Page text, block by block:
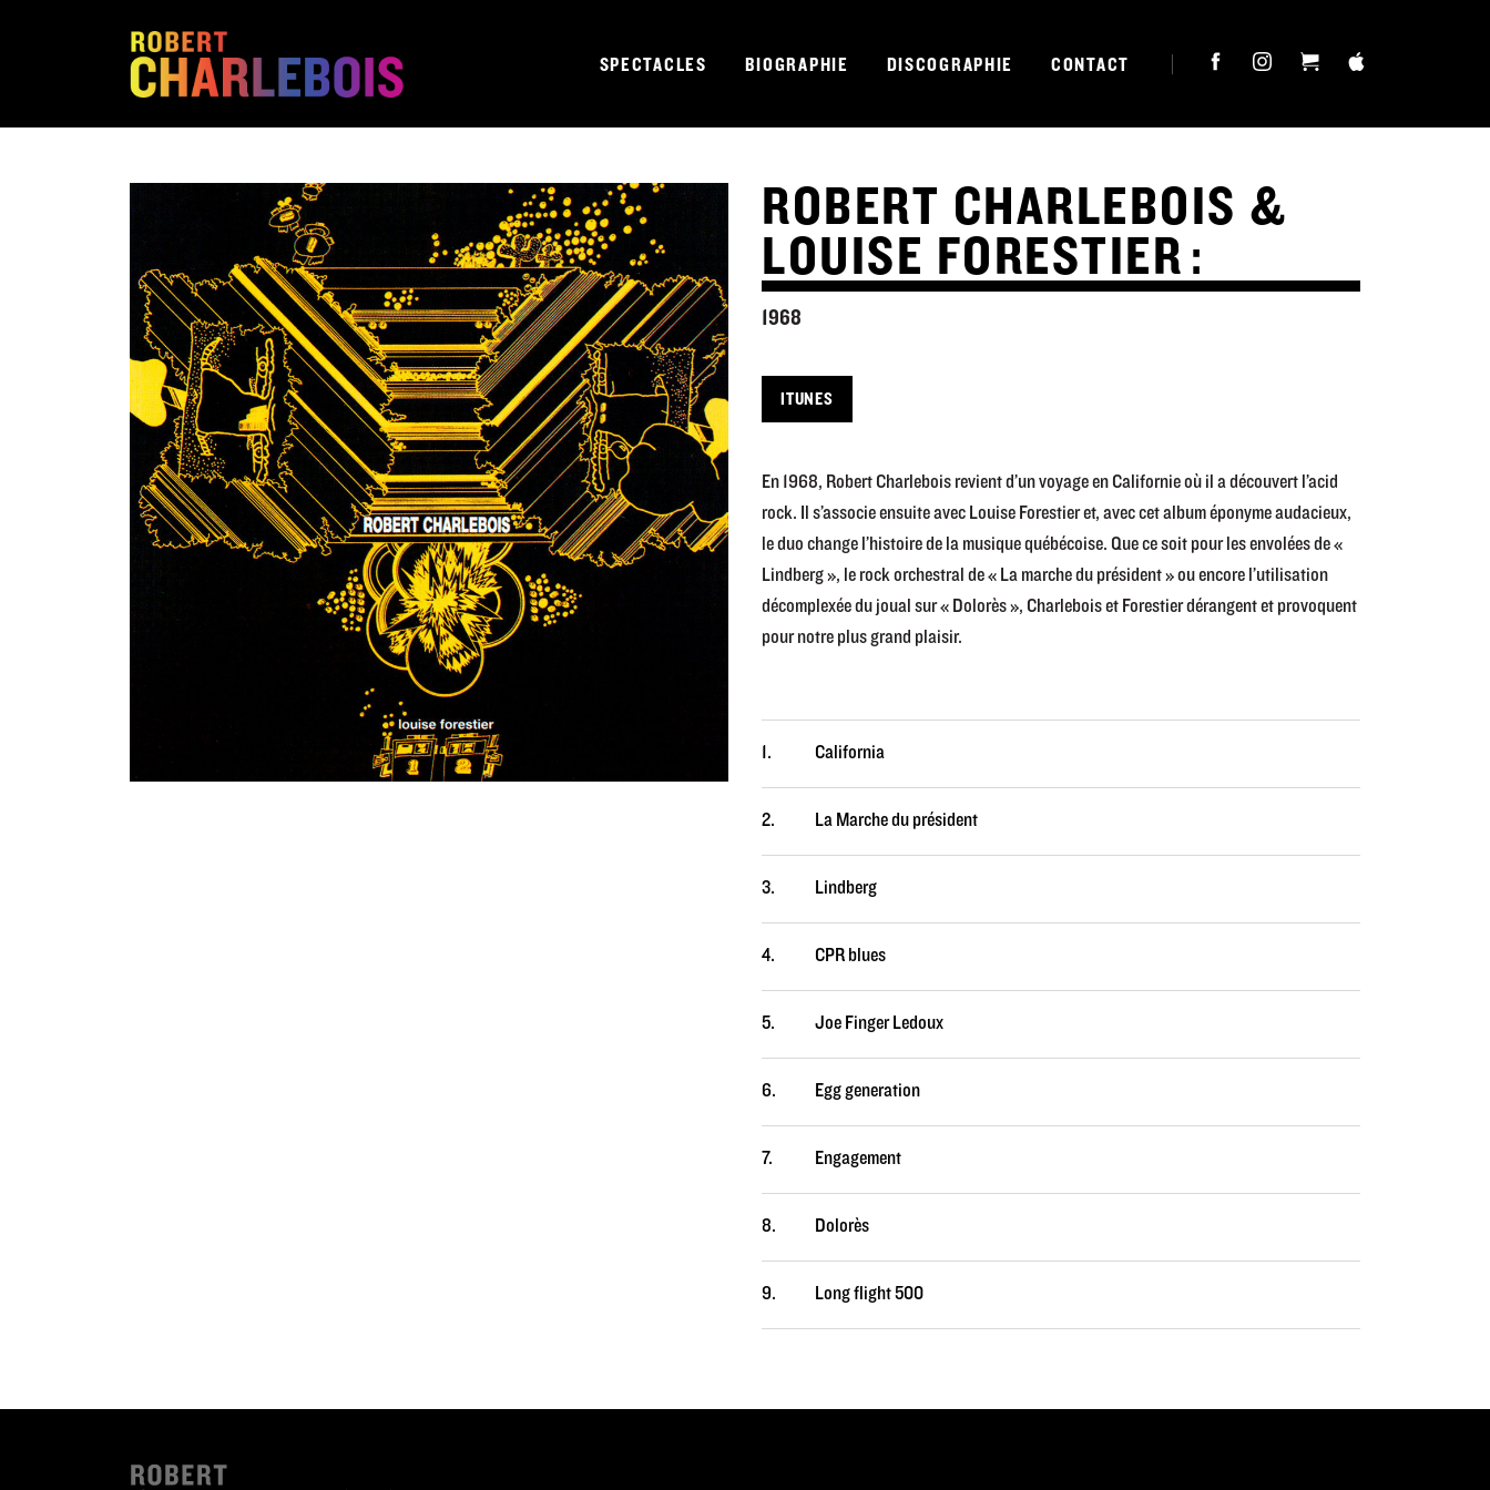
SPECTACLES BIOGRAPHIE DISCOGRAPHIE CONTACT
ROBERT CHARLEBOIS &
LOUISE FORESTIER :
1968
ITUNES
En 1968, Robert Charlebois revient d’un voyage en Californie où il a découvert l’acid
rock. Il s’associe ensuite avec Louise Forestier et, avec cet album éponyme audacieux,
le duo change l’histoire de la musique québécoise. Que ce soit pour les envolées de «
Lindberg », le rock orchestral de « La marche du président » ou encore l’utilisation
décomplexée du joual sur « Dolorès », Charlebois et Forestier dérangent et provoquent
pour notre plus grand plaisir.
1. California
2. La Marche du président
3. Lindberg
4. CPR blues
5. Joe Finger Ledoux
6. Egg generation
7. Engagement
8. Dolorès
9. Long flight 500